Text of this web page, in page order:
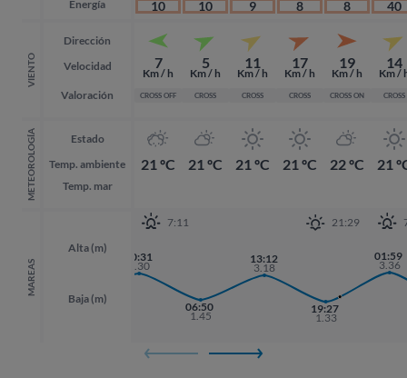
Energía
VIENTO
Dirección
Velocidad
Valoración
METEOROLOGÍA
Estado
Temp. ambiente
Temp. mar
MAREAS
Alta (m)
Baja (m)
10
7
Km / h
CROSS OFF
21 ºC
10
5
Km / h
CROSS
21 ºC
9
11
Km / h
CROSS
21 ºC
8
17
Km / h
CROSS
21 ºC
8
19
Km / h
CROSS ON
22 ºC
7:11 21:29
17:54
00:31
3.30
06:50
1.45
13:12
3.18
19:27
1.33
01:59
3.36
40
14
Km /
CROSS
21
19:27
1.33
01:59
3.36